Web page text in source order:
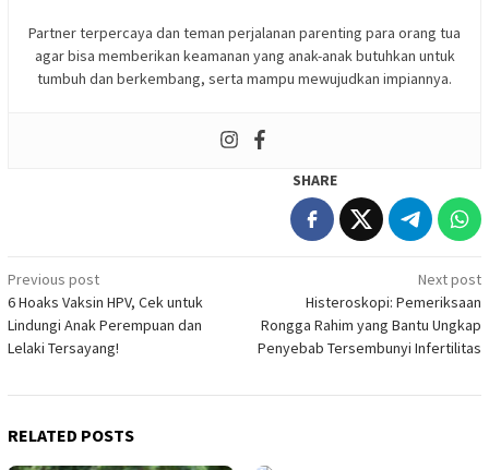
Partner terpercaya dan teman perjalanan parenting para orang tua
agar bisa memberikan keamanan yang anak-anak butuhkan untuk
tumbuh dan berkembang, serta mampu mewujudkan impiannya.
SHARE
Post
navigation
Previous post
6 Hoaks Vaksin HPV, Cek untuk
Lindungi Anak Perempuan dan
Lelaki Tersayang!
Next post
Histeroskopi: Pemeriksaan
Rongga Rahim yang Bantu Ungkap
Penyebab Tersembunyi Infertilitas
RELATED POSTS